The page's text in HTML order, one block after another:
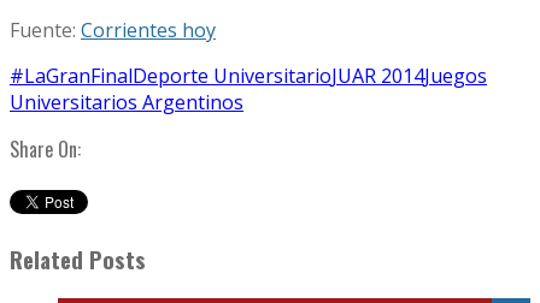
Fuente: Corrientes hoy
#LaGranFinalDeporte UniversitarioJUAR 2014Juegos
Universitarios Argentinos
Share On:
Related Posts